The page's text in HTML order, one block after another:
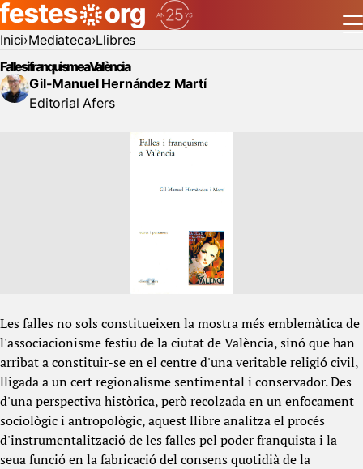
Inici Mediateca Llibres
Falles i franquisme a València
Gil-Manuel Hernández Martí
Editorial Afers
Les falles no sols constitueixen la mostra més emblemàtica de
l'associacionisme festiu de la ciutat de València, sinó que han
arribat a constituir-se en el centre d'una veritable religió civil,
lligada a un cert regionalisme sentimental i conservador. Des
d'una perspectiva històrica, però recolzada en un enfocament
sociològic i antropològic, aquest llibre analitza el procés
d'instrumentalització de les falles pel poder franquista i la
seua funció en la fabricació del consens quotidià de la